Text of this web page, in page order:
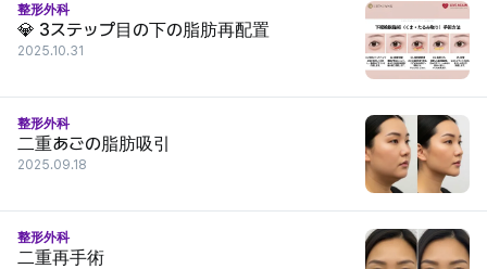
整形外科
💎 3ステップ目の下の脂肪再配置
2025.10.31
整形外科
二重あごの脂肪吸引
2025.09.18
整形外科
二重再手術